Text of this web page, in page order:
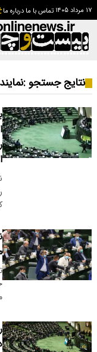
۱۷ مرداد ۱۴۰۵ تماس با ما درباره ما
نتایج جستجو :